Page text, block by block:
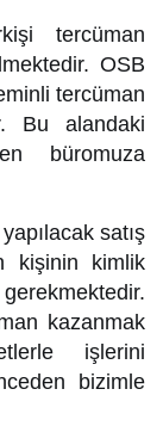
tercüman
OSB
tercüman
Bu alandaki
büromuza
satış
kişinin kimlik
kazanmak
işlerini
bizimle